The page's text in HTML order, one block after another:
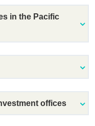
in the Pacific
offices